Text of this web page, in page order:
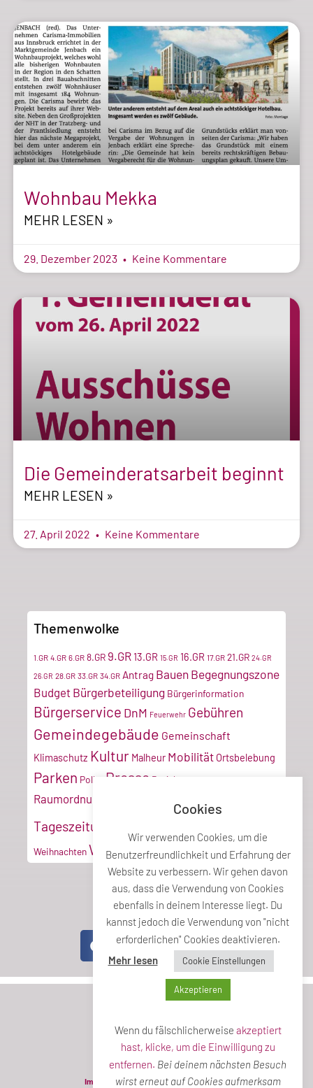
Wohnbau Mekka
MEHR LESEN »
29. Dezember 2023 Keine Kommentare
Die Gemeinderatsarbeit beginnt
MEHR LESEN »
27. April 2022 Keine Kommentare
Themenwolke
1.GR 4.GR 6.GR 8.GR 9.GR 13.GR 15.GR 16.GR 17.GR 21.GR 24.GR
26.GR 28.GR 33.GR 34.GR Antrag BauenBegegnungszone
Budget Bürgerbeteiligung Bürgerinformation
Bürgerservice DnM Feuerwehr Gebühren
Gemeindegebäude Gemeinschaft
Klimaschutz Kultur Malheur Mobilität Ortsbelebung
Parken Poller Presse Projektmanagement
Raumordnung
Tageszeitung
WeihnachtenWirtschaft
Teile diesen Beitrag
Impressum Datenschutzerklärung
Cookies
Wir verwenden Cookies, um die
Benutzerfreundlichkeit und Erfahrung der
Website zu verbessern. Wir gehen davon
aus, dass die Verwendung von Cookies
ebenfalls in deinem Interesse liegt. Du
kannst jedoch die Verwendung von "nicht
erforderlichen" Cookies deaktivieren.
Mehr lesen
Cookie Einstellungen
Akzeptieren
Wenn du fälschlicherweise akzeptiert
hast, klicke, um die Einwilligung zu
entfernen. Bei deinem nächsten Besuch
wirst erneut auf Cookies aufmerksam